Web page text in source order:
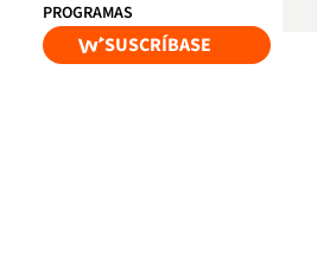
PROGRAMAS
SUSCRÍBASE